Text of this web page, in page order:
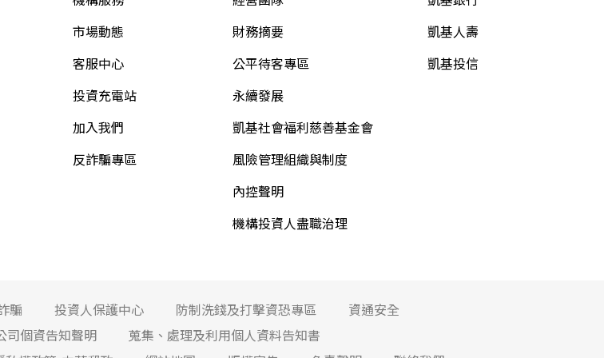
市場動態
客服中心
投資充電站
加入我們
反詐騙專區
財務摘要
公平待客專區
永續發展
凱基社會福利慈善基金會
風險管理組織與制度
內控聲明
機構投資人盡職治理
凱基人壽
凱基投信
騙 投資人保護中心 防制洗錢及打擊資恐專區
資通安全
司個資告知聲明
蒐集、處理及利用個人資料告知書